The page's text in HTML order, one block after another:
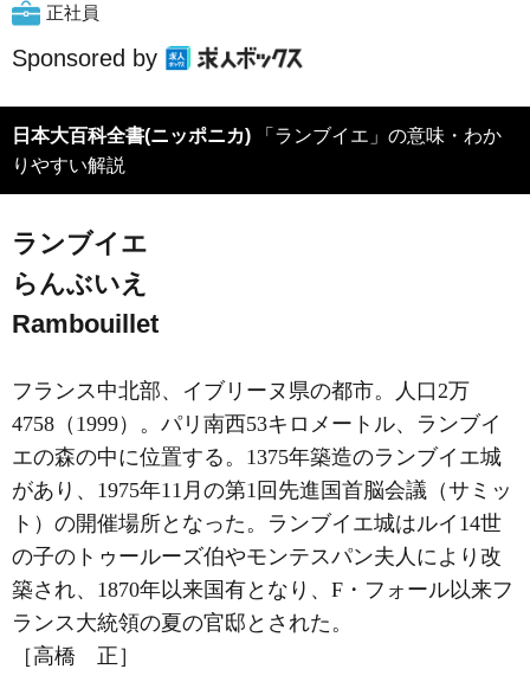
正社員
Sponsored by
日本大百科全書(ニッポニカ) 「ランブイエ」の意味・わか
りやすい解説
ランブイエ
らんぶいえ
Rambouillet
フランス中北部、イブリーヌ県の都市。人口2万
4758（1999）。パリ南西53キロメートル、ランブイ
エの森の中に位置する。1375年築造のランブイエ城
があり、1975年11月の第1回先進国首脳会議（サミッ
ト）の開催場所となった。ランブイエ城はルイ14世
の子のトゥールーズ伯やモンテスパン夫人により改
築され、1870年以来国有となり、F・フォール以来フ
ランス大統領の夏の官邸とされた。
［高橋 正］